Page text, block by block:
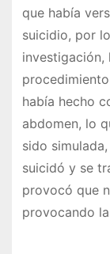
que había
suicidio, por
investigación,
había hecho
abdomen, lo
sido
suicidó y se
provocó que
provocando